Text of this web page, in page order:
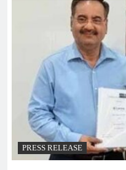
PRESS RELEASE